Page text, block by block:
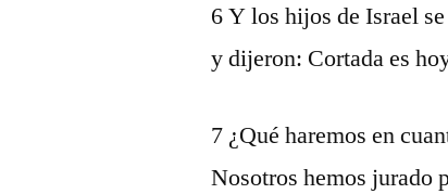
6 Y los hijos de Israel
y dijeron: Cortada es
7 ¿Qué haremos en
Nosotros hemos jurado